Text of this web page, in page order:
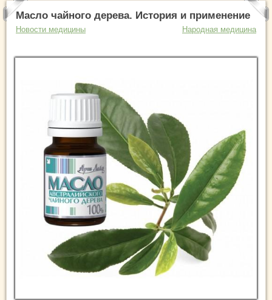
Масло чайного дерева. История и применение
Новости медицины Народная медицина